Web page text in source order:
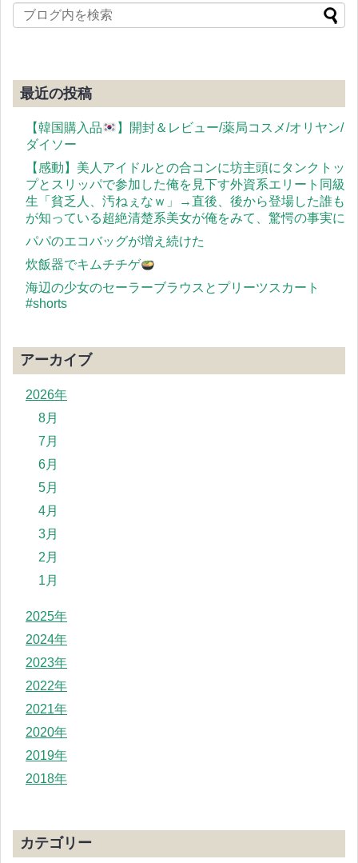
最近の投稿
【韓国購入品
】開封＆レビュー/薬局コスメ/オリヤン/
ダイソー
【感動】美人アイドルとの合コンに坊主頭にタンクトッ
プとスリッパで参加した俺を見下す外資系エリート同級
生「貧乏人、汚ねぇなｗ」→直後、後から登場した誰も
が知っている超絶清楚系美女が俺をみて、驚愕の事実に
パパのエコバッグが増え続けた
炊飯器でキムチチゲ
海辺の少女のセーラーブラウスとプリーツスカート
#shorts
アーカイブ
2026年
8月
7月
6月
5月
4月
3月
2月
1月
2025年
2024年
2023年
2022年
2021年
2020年
2019年
2018年
カテゴリー